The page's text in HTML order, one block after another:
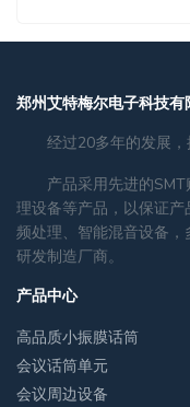
郑州艾特梅尔电子科技有
经过20多年的发展，
产品采用先进的
理设备等产品，以保证
频处理、智能混音设备
研发制造厂商。
产品中心
高品质小振膜话筒
会议话筒单元
会议周边设备